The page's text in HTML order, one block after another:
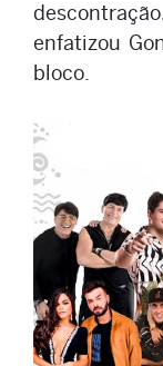
enfatizou
bloco.